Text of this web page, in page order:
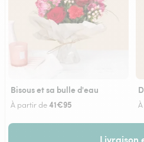
Bisous et sa bulle d'eau
À partir de41€95